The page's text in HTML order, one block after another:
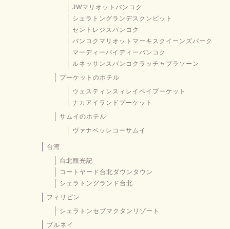
JWマリオットバンコク
シェラトングランデスクンビット
セントレジスバンコク
バンコクマリオットマーキスクイーンズパーク
マーディーパイディーバンコク
ルネッサンスバンコクラッチャプラソーン
プーケットのホテル
ウェスティンスィレイベイプーケット
ナカアイランドプーケット
サムイのホテル
ヴァナベッレコーサムイ
台湾
台北観光記
コートヤード台北ダウンタウン
シェラトングランド台北
フィリピン
シェラトンセブマクタンリゾート
ブルネイ